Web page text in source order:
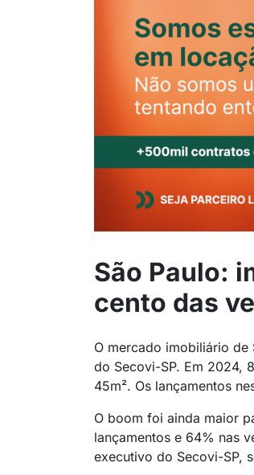
São Paulo:
cento das
O mercado imobiliário de
do Secovi-SP. Em 2024,
45m². Os lançamentos
O boom foi ainda maior
lançamentos e 64% nas
executivo do Secovi-SP,